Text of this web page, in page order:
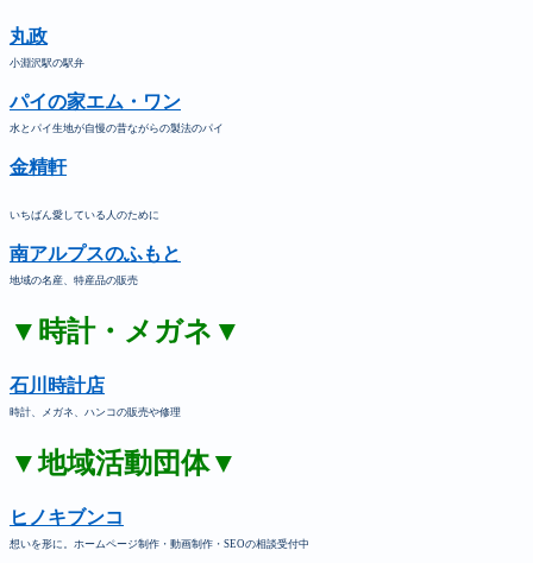
丸政
小淵沢駅の駅弁
パイの家エム・ワン
水とパイ生地が自慢の昔ながらの製法のパイ
金精軒
いちばん愛している人のために
南アルプスのふもと
地域の名産、特産品の販売
▼時計・メガネ▼
石川時計店
時計、メガネ、ハンコの販売や修理
▼地域活動団体▼
ヒノキブンコ
想いを形に。ホームページ制作・動画制作・SEOの相談受付中